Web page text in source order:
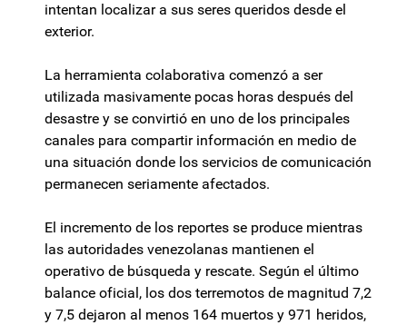
intentan localizar a sus seres queridos desde el
exterior.
La herramienta colaborativa comenzó a ser
utilizada masivamente pocas horas después del
desastre y se convirtió en uno de los principales
canales para compartir información en medio de
una situación donde los servicios de comunicación
permanecen seriamente afectados.
El incremento de los reportes se produce mientras
las autoridades venezolanas mantienen el
operativo de búsqueda y rescate. Según el último
balance oficial, los dos terremotos de magnitud 7,2
y 7,5 dejaron al menos 164 muertos y 971 heridos,